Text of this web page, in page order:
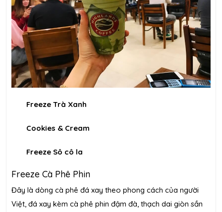
Freeze Trà Xanh
Cookies & Cream
Freeze Sô cô la
Freeze Cà Phê Phin
Đây là dòng cà phê đá xay theo phong cách của người
Việt, đá xay kèm cà phê phin đậm đà, thạch dai giòn sần